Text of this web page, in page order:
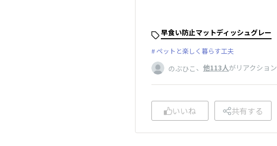
早食い防止マットディッシュグレー
ペットと楽しく暮らす工夫
のぶひこ 、 他113人がリアクション
いいね 共有する